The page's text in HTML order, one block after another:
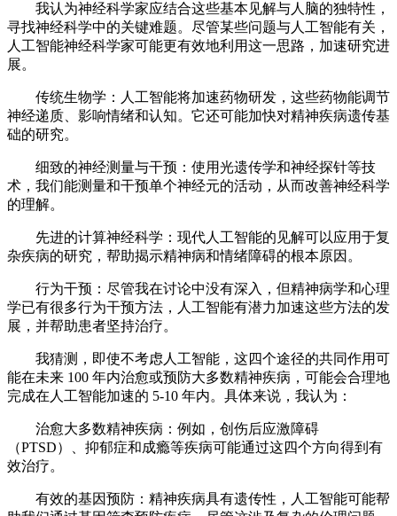
我认为神经科学家应结合这些基本见解与人脑的独特性，
寻找神经科学中的关键难题。尽管某些问题与人工智能有关，
人工智能神经科学家可能更有效地利用这一思路，加速研究进
展。
传统生物学：人工智能将加速药物研发，这些药物能调节
神经递质、影响情绪和认知。它还可能加快对精神疾病遗传基
础的研究。
细致的神经测量与干预：使用光遗传学和神经探针等技
术，我们能测量和干预单个神经元的活动，从而改善神经科学
的理解。
先进的计算神经科学：现代人工智能的见解可以应用于复
杂疾病的研究，帮助揭示精神病和情绪障碍的根本原因。
行为干预：尽管我在讨论中没有深入，但精神病学和心理
学已有很多行为干预方法，人工智能有潜力加速这些方法的发
展，并帮助患者坚持治疗。
我猜测，即使不考虑人工智能，这四个途径的共同作用可
能在未来 100 年内治愈或预防大多数精神疾病，可能会合理地
完成在人工智能加速的 5-10 年内。具体来说，我认为：
治愈大多数精神疾病：例如，创伤后应激障碍
（PTSD）、抑郁症和成瘾等疾病可能通过这四个方向得到有
效治疗。
有效的基因预防：精神疾病具有遗传性，人工智能可能帮